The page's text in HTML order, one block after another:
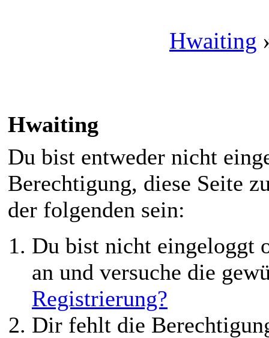
Hwaiting
Hwaiting
Du bist entweder nicht
Berechtigung, diese Seite
der folgenden sein:
Du bist nicht eingeloggt
an und versuche die
Registrierung?
Dir fehlt die